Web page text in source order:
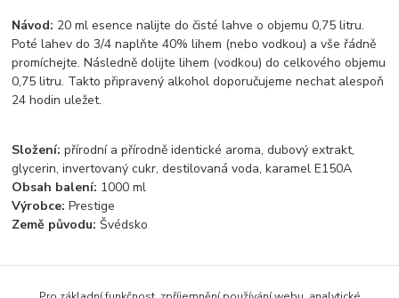
Návod: 20 ml esence nalijte do čisté lahve o objemu 0,75 litru.
Poté lahev do 3/4 naplňte 40% lihem (nebo vodkou) a vše řádně
promíchejte. Následně dolijte lihem (vodkou) do celkového objemu
0,75 litru. Takto připravený alkohol doporučujeme nechat alespoň
24 hodin uležet.
Složení: přírodní a přírodně identické aroma, dubový extrakt,
glycerin, invertovaný cukr, destilovaná voda, karamel E150A
Obsah balení: 1000 ml
Výrobce: Prestige
Země původu:Švédsko